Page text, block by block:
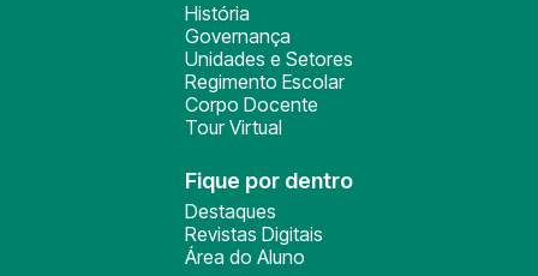
História
Governança
Unidades e Setores
Regimento Escolar
Corpo Docente
Tour Virtual
Fique por dentro
Destaques
Revistas Digitais
Área do Aluno